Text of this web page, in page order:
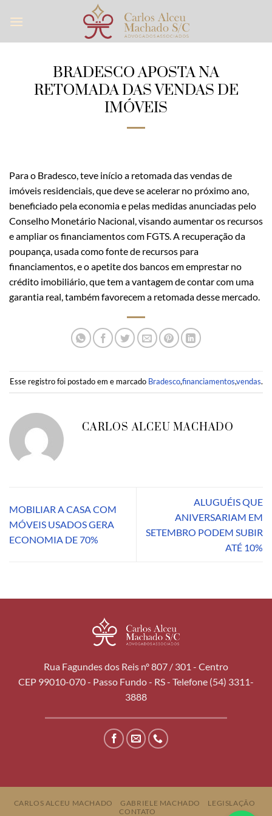
BRADESCO APOSTA NA
RETOMADA DAS VENDAS DE
IMÓVEIS
Para o Bradesco, teve início a retomada das vendas de
imóveis residenciais, que deve se acelerar no próximo ano,
beneficiado pela economia e pelas medidas anunciadas pelo
Conselho Monetário Nacional, visando aumentar os recursos
e ampliar os financiamentos com FGTS. A recuperação da
poupança, usada como fonte de recursos para
financiamentos, e o apetite dos bancos em emprestar no
crédito imobiliário, que tem a vantagem de contar com uma
garantia real, também favorecem a retomada desse mercado.
Esse registro foi postado em e marcado Bradesco,financiamentos,vendas.
CARLOS ALCEU MACHADO
MOBILIAR A CASA COM
MÓVEIS USADOS GERA
ECONOMIA DE 70%
ALUGUÉIS QUE
ANIVERSARIAM EM
SETEMBRO PODEM SUBIR
ATÉ 10%
Rua Fagundes dos Reis nº 807 / 301 - Centro
CEP 99010-070 - Passo Fundo - RS - Telefone (54) 3311-
3888
CARLOS ALCEU MACHADO GABRIELE MACHADO
LEGISLAÇÃO
CONTATO